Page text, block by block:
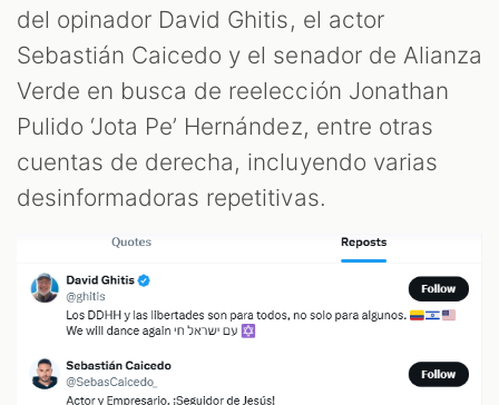
del opinador David Ghitis, el actor
Sebastián Caicedo y el senador de Alianza
Verde en busca de reelección Jonathan
Pulido ‘Jota Pe’ Hernández, entre otras
cuentas de derecha, incluyendo varias
desinformadoras repetitivas.